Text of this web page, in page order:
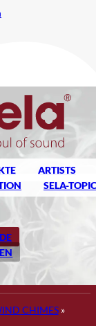
ARTISTS
SELA-
DE
EN
CHIMES»